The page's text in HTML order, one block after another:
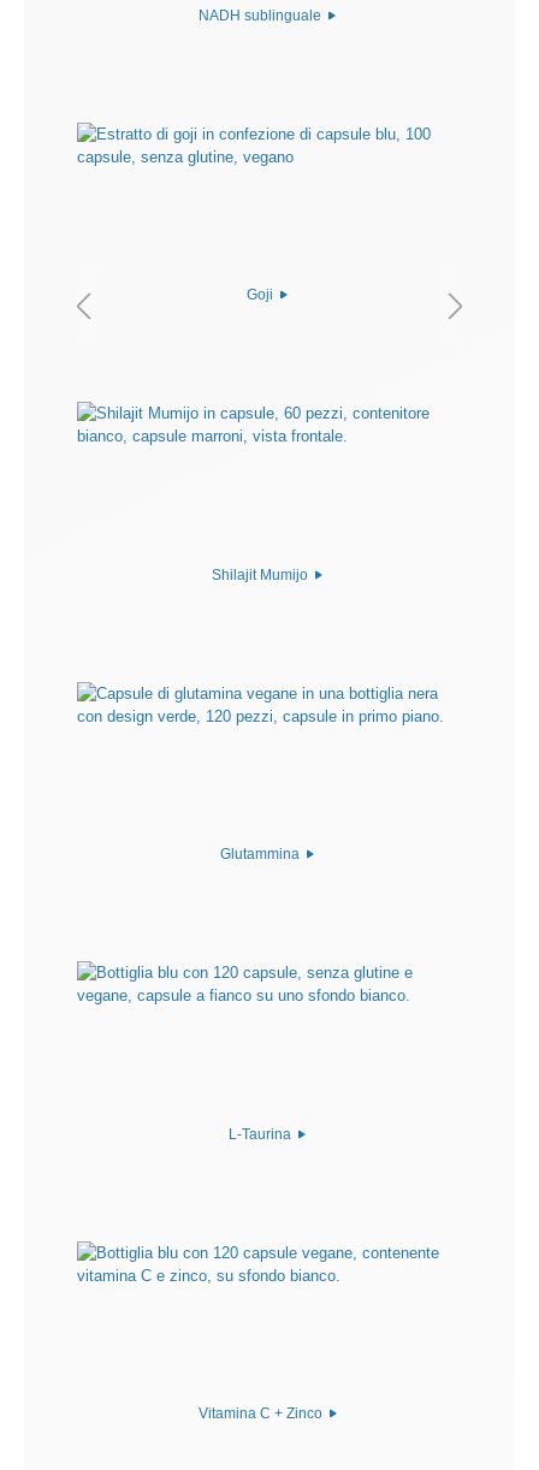
NADH sublinguale
Goji
Shilajit Mumijo
Glutammina
L-Taurina
Vitamina C + Zinco